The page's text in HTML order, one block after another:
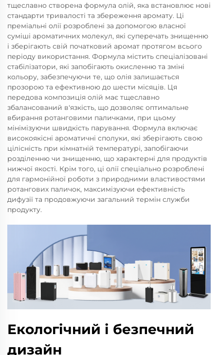
тщеславно створена формула олій, яка встановлює нові
стандарти тривалості та збереження аромату. Ці
преміальні олії розроблені за допомогою власної
суміші ароматичних молекул, які суперечать знищенню
і зберігають свій початковий аромат протягом всього
періоду використання. Формула містить спеціалізовані
стабілізатори, які запобігають окисленню та зміні
кольору, забезпечуючи те, що олія залишається
прозорою та ефективною до шести місяців. Ця
передова композиція олій має тщеславно
збалансований в'язкість, що дозволяє оптимальне
вбирання ротанговими паличками, при цьому
мінімізуючи швидкість парування. Формула включає
високоякісні ароматичні сполуки, які зберігають свою
цілісність при кімнатній температурі, запобігаючи
розділенню чи знищенню, що характерні для продуктів
нижчої якості. Крім того, ці олії спеціально розроблені
для гармонійної роботи з природними властивостями
ротангових паличок, максимізуючи ефективність
дифузії та продовжуючи загальний термін служби
продукту.
Екологічний і безпечний
дизайн